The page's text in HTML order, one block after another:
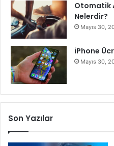
e
Y
e
n
A
l
d
ı
Otomatik
Nelerdir?
Mayıs 30,
iPhone
Mayıs 30,
Son Yazılar